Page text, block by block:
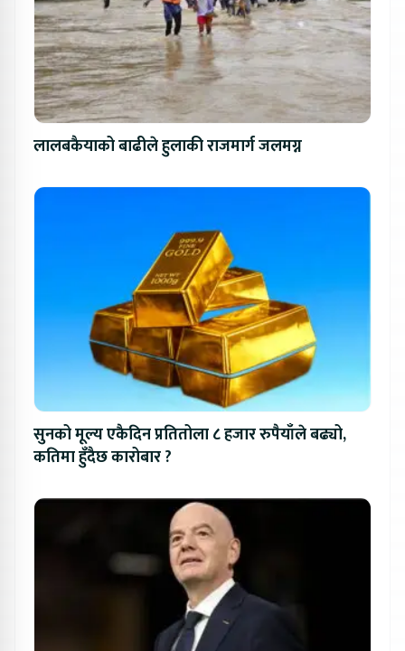
लालबकैयाको बाढीले हुलाकी राजमार्ग जलमग्न
सुनको मूल्य एकैदिन प्रतितोला ८ हजार रुपैयाँले बढ्यो,
कतिमा हुँदैछ कारोबार ?